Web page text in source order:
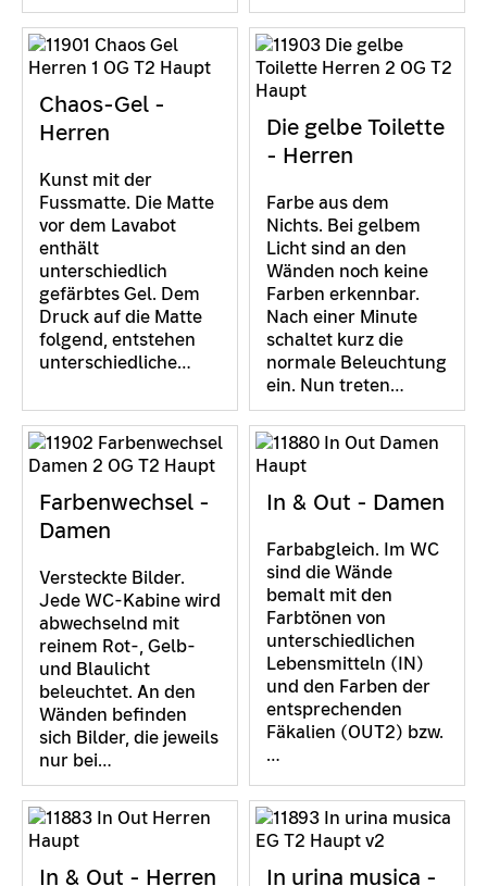
Chaos-Gel -
Herren
Kunst mit der
Fussmatte. Die Matte
vor dem Lavabot
enthält
unterschiedlich
gefärbtes Gel. Dem
Druck auf die Matte
folgend, entstehen
unterschiedliche…
Die gelbe Toilette
- Herren
Farbe aus dem
Nichts. Bei gelbem
Licht sind an den
Wänden noch keine
Farben erkennbar.
Nach einer Minute
schaltet kurz die
normale Beleuchtung
ein. Nun treten…
Farbenwechsel -
Damen
Versteckte Bilder.
Jede WC-Kabine wird
abwechselnd mit
reinem Rot-, Gelb-
und Blaulicht
beleuchtet. An den
Wänden befinden
sich Bilder, die jeweils
nur bei…
In & Out - Damen
Farbabgleich. Im WC
sind die Wände
bemalt mit den
Farbtönen von
unterschiedlichen
Lebensmitteln (IN)
und den Farben der
entsprechenden
Fäkalien (OUT2) bzw.
…
In & Out - Herren In urina musica -